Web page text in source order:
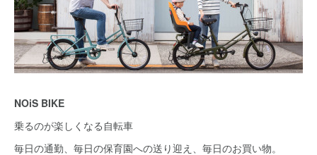
NOiS BIKE
乗るのが楽しくなる自転車
毎日の通勤、毎日の保育園への送り迎え、毎日のお買い物。